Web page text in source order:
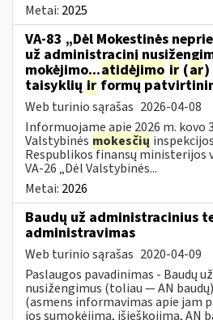
Metai: 2025
VA-83 „Dėl Mokestinės
už administracinį
mokėjimo...atidėjimo ir (ar)
taisyklių ir formų
Web turinio sąrašas 2026-04-08
Informuojame apie 2026 m. kovo
Valstybinės mokesčių
Respublikos finansų ministerijos
VA-26 „Dėl Valstybinės...
Metai: 2026
Baudų už administracinius
administravimas
Web turinio sąrašas 2020-04-09
Paslaugos pavadinimas - Baudų
nusižengimus (toliau — AN
(asmens informavimas apie jam
jos sumokėjimą, išieškojimą, AN